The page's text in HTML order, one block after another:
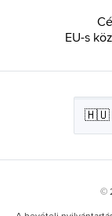
EU-s
©